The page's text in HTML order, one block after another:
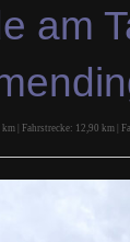
am
| Fahrstrecke: 12,90 km |